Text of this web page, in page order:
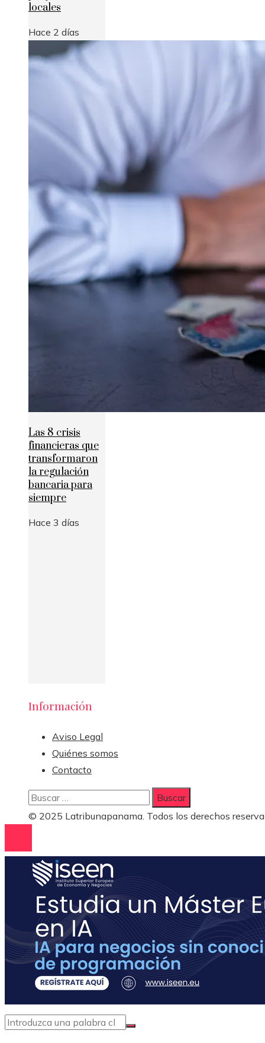
locales
Hace 2 días
Las 8 crisis
financieras que
transformaron
la regulación
bancaria para
siempre
Hace 3 días
Información
Aviso Legal
Quiénes somos
Contacto
Buscar:
© 2025 Latribunapanama. Todos los derechos